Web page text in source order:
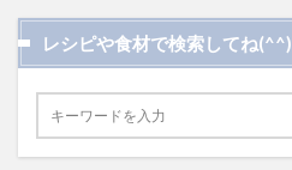
レシピや食材で検索してね(^^)